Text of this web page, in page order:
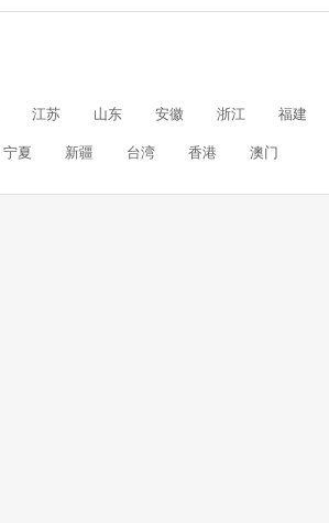
江苏 山东 安徽 浙江 福建
宁夏 新疆 台湾 香港 澳门